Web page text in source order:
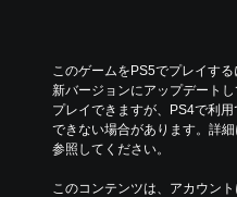
このゲームをPS5でプレイす
新バージョンにアップデート
プレイできますが、PS4で利
できない場合があります。詳
参照してください。
このコンテンツは、アカウン